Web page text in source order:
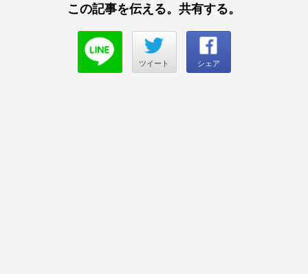
この記事を伝える。共有する。
ツイート シェア